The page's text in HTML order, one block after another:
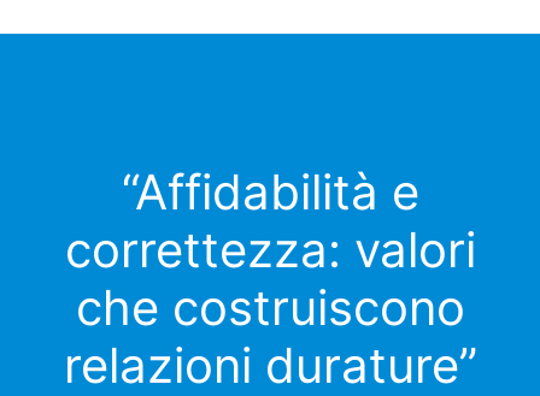
“Affidabilità e
correttezza: valori
che costruiscono
relazioni durature”